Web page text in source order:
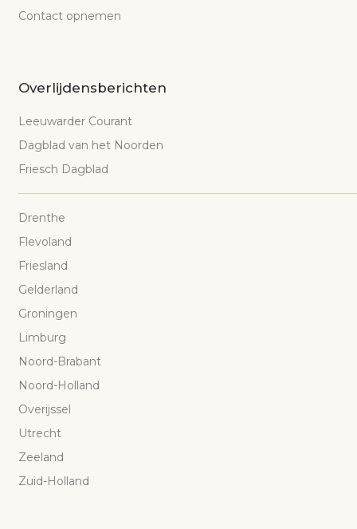
Contact opnemen
Overlijdensberichten
Leeuwarder Courant
Dagblad van het Noorden
Friesch Dagblad
Drenthe
Flevoland
Friesland
Gelderland
Groningen
Limburg
Noord-Brabant
Noord-Holland
Overijssel
Utrecht
Zeeland
Zuid-Holland